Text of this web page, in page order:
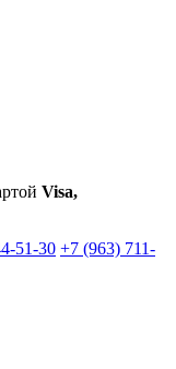
Visa,
51-30 +7 (963) 711-